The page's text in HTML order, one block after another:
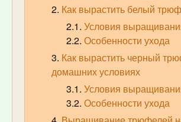
Как вырастить белый
Условия
Особенности ухода
Как вырастить черный
домашних условиях
Условия
Особенности ухода